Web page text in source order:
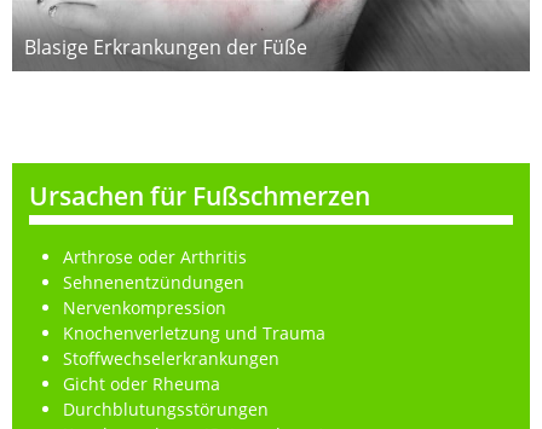
Blasige Erkrankungen der Füße
Ursachen für Fußschmerzen
Arthrose oder Arthritis
Sehnenentzündungen
Nervenkompression
Knochenverletzung und Trauma
Stoffwechselerkrankungen
Gicht oder Rheuma
Durchblutungsstörungen